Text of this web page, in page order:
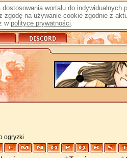
wortalu do indywidualnych
na używanie cookie zgodnie z
w polityce prywatności.
ogryzki